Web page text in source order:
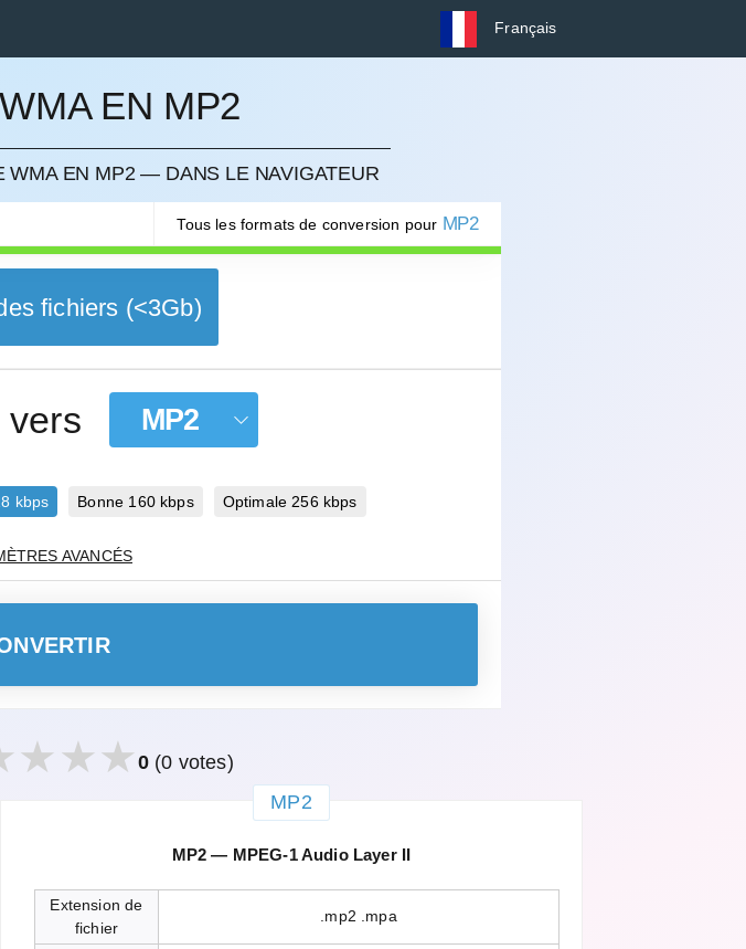
Français
EN MP2
WMA EN MP2 — DANS LE NAVIGATEUR
Tous les formats de conversion pour MP2
fichiers (<3Gb)
vers MP2
kbps Bonne 160 kbps Optimale 256 kbps
AVANCÉS
0 (0 votes)
MP2
MP2 — MPEG-1 Audio Layer II
Extension de
fichier
.mp2 .mpa